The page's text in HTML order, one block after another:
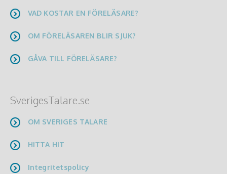
VAD KOSTAR EN FÖRELÄSARE?
OM FÖRELÄSAREN BLIR SJUK?
GÅVA TILL FÖRELÄSARE?
SverigesTalare.se
OM SVERIGES TALARE
HITTA HIT
Integritetspolicy